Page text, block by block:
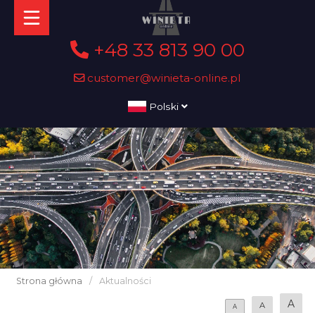
+48 33 813 90 00
customer@winieta-online.pl
Polski
Strona główna / Aktualności
A A A